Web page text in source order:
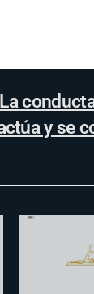
y se